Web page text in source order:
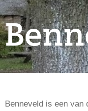
Benneveld is een van